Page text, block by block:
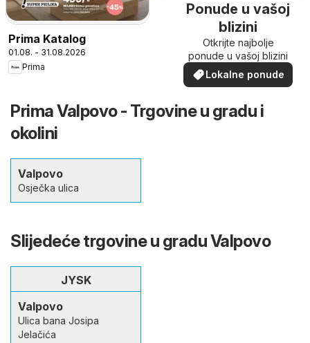
Prima Katalog
01.08. - 31.08.2026
Prima
Ponude u vašoj
blizini
Otkrijte najbolje
ponude u vašoj blizini
Lokalne ponude
Prima Valpovo - Trgovine u gradu i
okolini
Valpovo
Osječka ulica
Slijedeće trgovine u gradu Valpovo
JYSK
Valpovo
Ulica bana Josipa
Jelačića